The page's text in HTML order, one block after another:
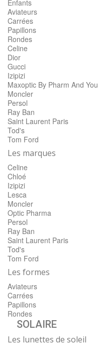
Enfants
Aviateurs
Carrées
Papillons
Rondes
Celine
Dior
Gucci
Izipizi
Maxoptic By Pharm And You
Moncler
Persol
Ray Ban
Saint Laurent Paris
Tod's
Tom Ford
Les marques
Celine
Chloé
Izipizi
Lesca
Moncler
Optic Pharma
Persol
Ray Ban
Saint Laurent Paris
Tod's
Tom Ford
Les formes
Aviateurs
Carrées
Papillons
Rondes
SOLAIRE
Les lunettes de soleil